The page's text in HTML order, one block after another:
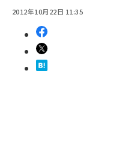
2012年10月22日 11:35